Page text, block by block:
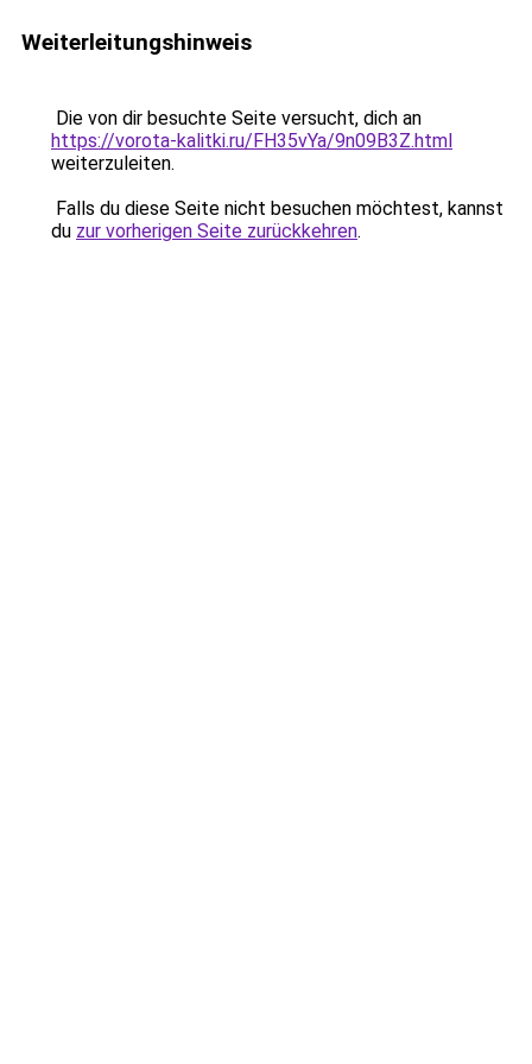
Weiterleitungshinweis
Die von dir besuchte Seite versucht, dich an
https://vorota-kalitki.ru/FH35vYa/9n09B3Z.html
weiterzuleiten.
Falls du diese Seite nicht besuchen möchtest, kannst
du zur vorherigen Seite zurückkehren.